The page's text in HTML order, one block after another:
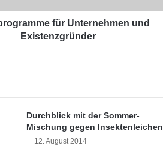
für Unternehmen und
Existenzgründer
Durchblick mit der Sommer-
Mischung gegen Insektenleichen
12. August 2014